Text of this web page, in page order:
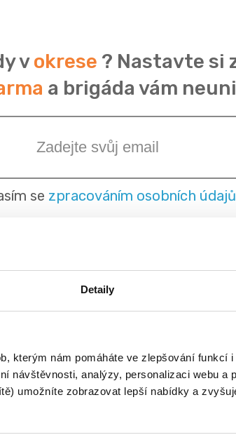
Detaily
kterým nám pomáháte ve zlepšování funkcí
návštěvnosti, analýzy, personalizaci webu a
umožníte zobrazovat lepší nabídky a
vokrese ? Nastavte si
a brigáda vám
se zpracováním osobních údajů